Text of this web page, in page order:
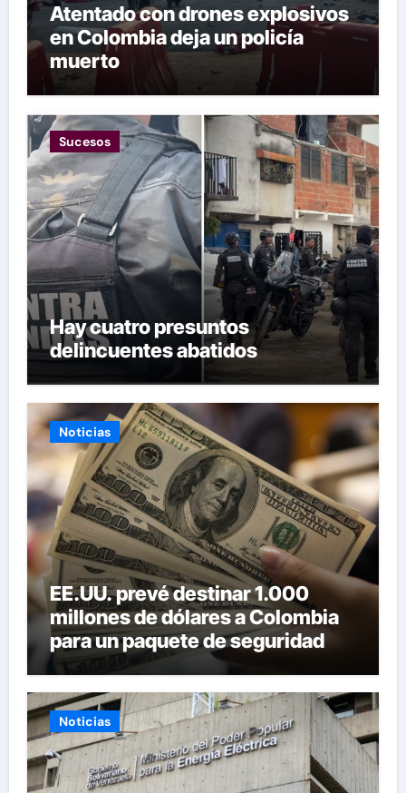
Atentado con drones explosivos
en Colombia deja un policía
muerto
Sucesos
Hay cuatro presuntos
delincuentes abatidos
Noticias
EE.UU. prevé destinar 1.000
millones de dólares a Colombia
para un paquete de seguridad
Noticias